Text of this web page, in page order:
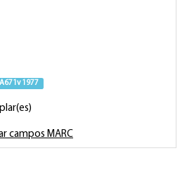
1977
campos MARC